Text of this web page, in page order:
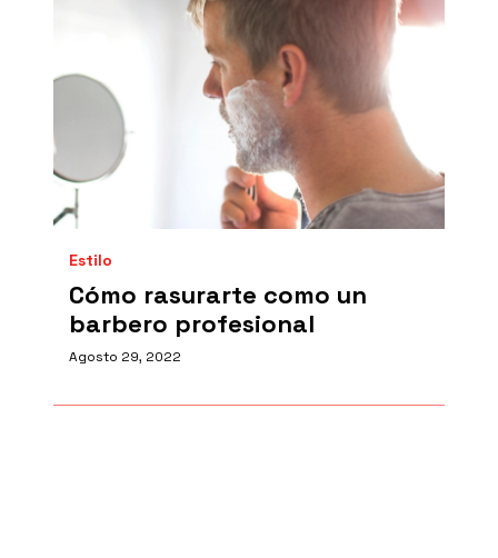
Estilo
Cómo rasurarte como un
barbero profesional
Agosto 29, 2022